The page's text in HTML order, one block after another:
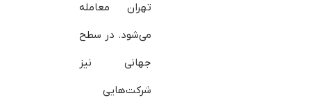
تهران معامله
می‌شود. در سطح
جهانی نیز
شرکت‌هایی